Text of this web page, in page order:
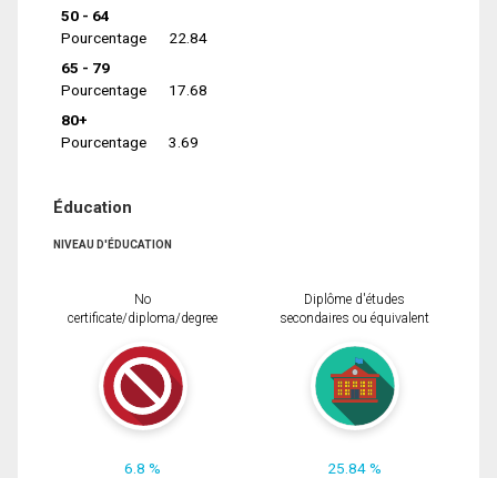
50 - 64
Pourcentage
22.84
65 - 79
Pourcentage
17.68
80+
Pourcentage
3.69
Éducation
NIVEAU D'ÉDUCATION
No
certificate/diploma/degree
6.8 %
Diplôme d'études
secondaires ou équivalent
25.84 %